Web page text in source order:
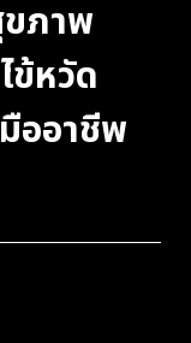
ขภาพ
หวัด
ออาชีพ